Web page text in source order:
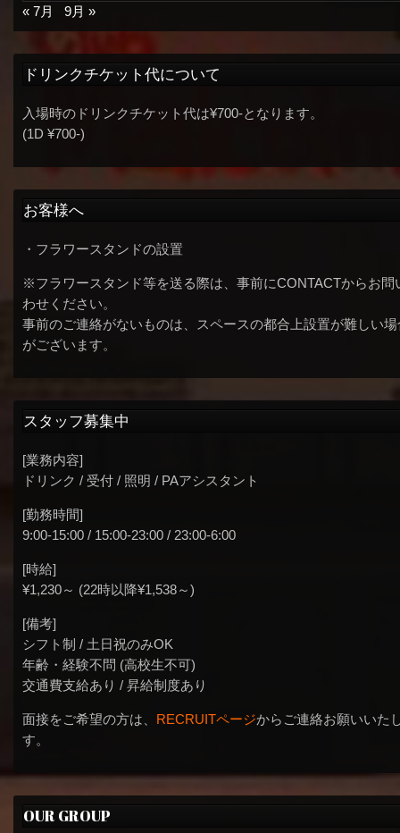
« 7月
9月 »
ドリンクチケット代について
入場時のドリンクチケット代は¥700-となります。
(1D ¥700-)
お客様へ
・フラワースタンドの設置
※フラワースタンド等を送る際は、事前にCONTACTからお問
わせください。
事前のご連絡がないものは、スペースの都合上設置が難しい場
がございます。
スタッフ募集中
[業務内容]
ドリンク / 受付 / 照明 / PAアシスタント
[勤務時間]
9:00-15:00 / 15:00-23:00 / 23:00-6:00
[時給]
¥1,230～ (22時以降¥1,538～)
[備考]
シフト制 / 土日祝のみOK
年齢・経験不問 (高校生不可)
交通費支給あり / 昇給制度あり
面接をご希望の方は、 RECRUITページからご連絡お願いいた
す。
OUR GROUP